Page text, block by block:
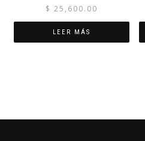
$ 25,600.00
LEER MÁS